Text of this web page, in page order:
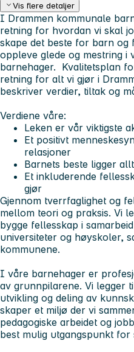
Vis flere detaljer
I Drammen kommunale
retning for hvordan vi skal
skape det beste for barn og
oppleve glede og mestring i
barnehager. Kvalitetsplan
retning for alt vi gjør i
beskriver verdier, tiltak og
Verdiene våre:
Leken er vår viktigste
Et positivt
relasjoner
Barnets beste ligger
Et inkluderende
gjør
Gjennom tverrfaglighet og
mellom teori og praksis. Vi
bygge fellesskap i
universiteter og høyskoler,
kommunene.
I våre barnehager er
av grunnpilarene. Vi legger
utvikling og deling av
skaper et miljø der vi
pedagogiske arbeidet og
best mulig utgangspunkt for